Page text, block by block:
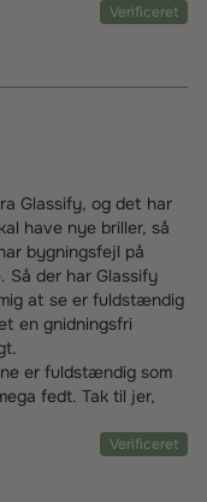
Verificeret
Glassify, og det har
have nye briller, så
bygningsfejl på
Så der har Glassify
at se er fuldstændig
en gnidningsfri
er fuldstændig som
fedt. Tak til jer,
Verificeret